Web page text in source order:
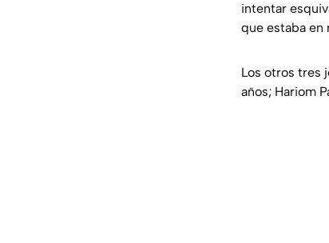
intentar
que estaba en
Los otros tres
años; Hariom